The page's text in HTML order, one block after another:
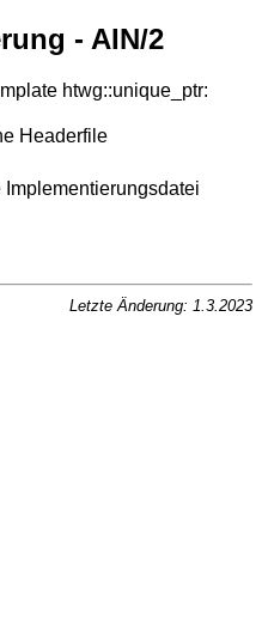
- AIN/2
htwg::unique_ptr:
Headerfile
Implementierungsdatei
Letzte Änderung: 1.3.2023